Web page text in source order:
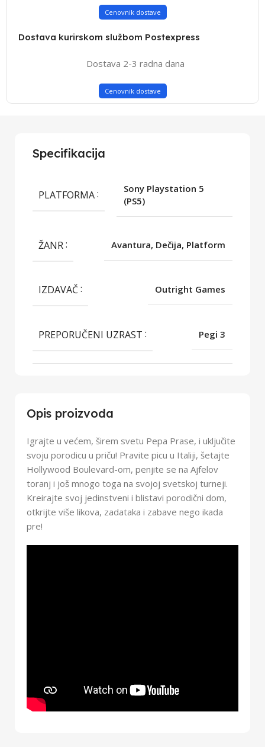
Cenovnik dostave
Dostava kurirskom službom Postexpress
Dostava 2-3 radna dana
Cenovnik dostave
Opis proizvoda
Igrajte u većem, širem svetu Pepa Prase, i uključite
svoju porodicu u priču! Pravite picu u Italiji, šetajte
Hollywood Boulevard-om, penjite se na Ajfelov
toranj i još mnogo toga na svojoj svetskoj turneji.
Kreirajte svoj jedinstveni i blistavi porodični dom,
otkrijte više likova, zadataka i zabave nego ikada
pre!
Specifikacija
PLATFORMA
Sony Playstation 5
(PS5)
ŽANR Avantura, Dečija, Platform
IZDAVAČ Outright Games
PREPORUČENI UZRAST Pegi 3